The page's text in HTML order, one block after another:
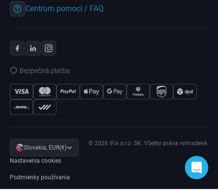
Centrum pomoci / FAQ
Bezpečná platba
Slovakia, EUR(€)
Nastavenia cookies
Podmienky používania
© 2026 iFix s.r.o. SK. Všetky práva vyhradené.